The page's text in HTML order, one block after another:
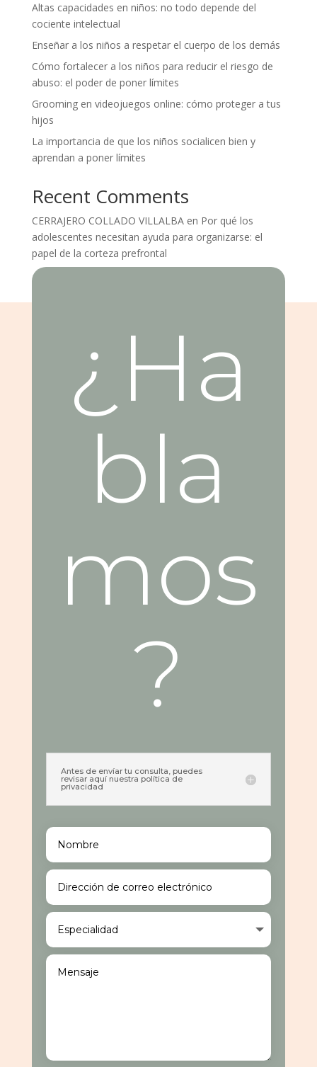
Altas capacidades en niños: no todo depende del
cociente intelectual
Enseñar a los niños a respetar el cuerpo de los demás
Cómo fortalecer a los niños para reducir el riesgo de
abuso: el poder de poner límites
Grooming en videojuegos online: cómo proteger a tus
hijos
La importancia de que los niños socialicen bien y
aprendan a poner límites
Recent Comments
CERRAJERO COLLADO VILLALBAen Por qué los
adolescentes necesitan ayuda para organizarse: el
papel de la corteza prefrontal
¿Ha
bla
mos
?
Antes de envíar tu consulta, puedes
revisar aquí nuestra política de
privacidad